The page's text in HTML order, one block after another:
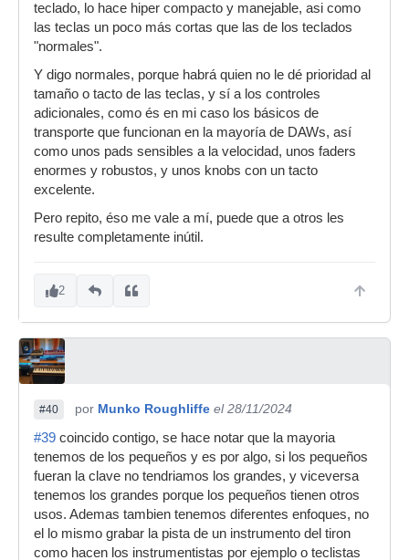
teclado, lo hace hiper compacto y manejable, asi como
las teclas un poco más cortas que las de los teclados
"normales".
Y digo normales, porque habrá quien no le dé prioridad al
tamaño o tacto de las teclas, y sí a los controles
adicionales, como és en mi caso los básicos de
transporte que funcionan en la mayoría de DAWs, así
como unos pads sensibles a la velocidad, unos faders
enormes y robustos, y unos knobs con un tacto
excelente.
Pero repito, éso me vale a mí, puede que a otros les
resulte completamente inútil.
2
#40 por Munko Roughliffe el 28/11/2024
#39 coincido contigo, se hace notar que la mayoria
tenemos de los pequeños y es por algo, si los pequeños
fueran la clave no tendriamos los grandes, y viceversa
tenemos los grandes porque los pequeños tienen otros
usos. Ademas tambien tenemos diferentes enfoques, no
el lo mismo grabar la pista de un instrumento del tiron
como hacen los instrumentistas por ejemplo o teclistas